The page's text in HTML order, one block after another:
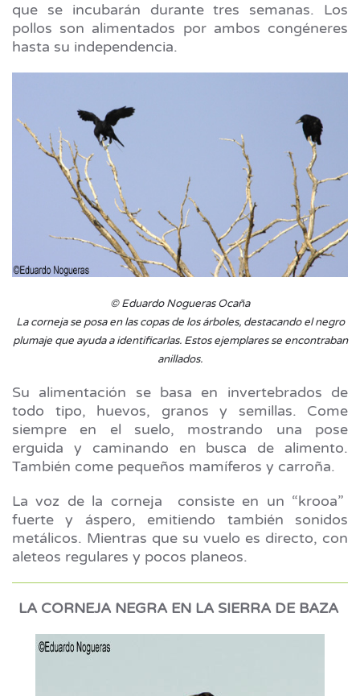
que se incubarán durante tres semanas. Los
pollos son alimentados por ambos congéneres
hasta su independencia.
© Eduardo Nogueras Ocaña
La corneja se posa en las copas de los árboles, destacando el negro
plumaje que ayuda a identificarlas. Estos ejemplares se encontraban
anillados.
Su alimentación se basa en invertebrados de
todo tipo, huevos, granos y semillas. Come
siempre en el suelo, mostrando una pose
erguida y caminando en busca de alimento.
También come pequeños mamíferos y carroña.
La voz de la corneja consiste en un “krooa”
fuerte y áspero, emitiendo también sonidos
metálicos. Mientras que su vuelo es directo, con
aleteos regulares y pocos planeos.
LA CORNEJA NEGRA EN LA SIERRA DE BAZA